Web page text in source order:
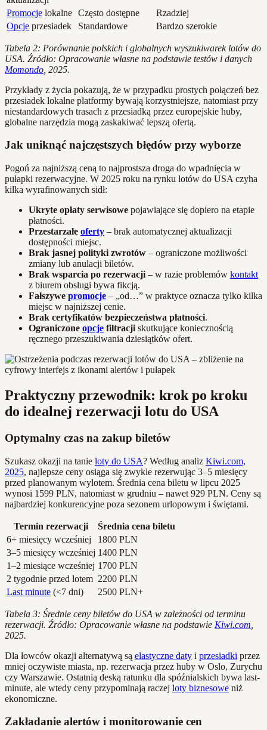
Promocje lokalne Często dostępne
Rzadziej
Opcje przesiadek Standardowe Bardzo szerokie
Tabela 2: Porównanie polskich i globalnych wyszukiwarek lotów do
USA. Źródło: Opracowanie własne na podstawie testów i danych
Momondo , 2025.
Przykłady z życia pokazują, że w przypadku prostych połączeń bez
przesiadek lokalne platformy bywają korzystniejsze, natomiast przy
niestandardowych trasach z przesiadką przez europejskie huby,
globalne narzędzia mogą zaskakiwać lepszą ofertą.
Jak uniknąć najczęstszych błędów przy wyborze
Pogoń za najniższą ceną to najprostsza droga do wpadnięcia w
pułapki rezerwacyjne. W 2025 roku na rynku lotów do USA czyha
kilka wyrafinowanych sidł:
Ukryte opłaty serwisowe pojawiające się dopiero na etapie
płatności.
Przestarzałe oferty – brak automatycznej aktualizacji
dostępności miejsc.
Brak jasnej polityki zwrotów – ograniczone możliwości
zmiany lub anulacji biletów.
Brak wsparcia po rezerwacji – w razie problemów kontakt
z biurem obsługi bywa fikcją.
Fałszywe promocje – „od…” w praktyce oznacza tylko kilka
miejsc w najniższej cenie.
Brak certyfikatów bezpieczeństwa płatności.
Ograniczone opcje filtracji skutkujące koniecznością
ręcznego przeszukiwania dziesiątków ofert.
Praktyczny przewodnik: krok po kroku
do idealnej rezerwacji lotu do USA
Optymalny czas na zakup biletów
Szukasz okazji na tanie loty do USA? Według analiz Kiwi.com,
2025, najlepsze ceny osiąga się zwykle rezerwując 3–5 miesięcy
przed planowanym wylotem. Średnia cena biletu w lipcu 2025
wynosi 1599 PLN, natomiast w grudniu – nawet 929 PLN. Ceny są
najbardziej konkurencyjne poza sezonem urlopowym i świętami.
Termin rezerwacji
Średnia cena biletu
6+ miesięcy wcześniej
1800 PLN
3–5 miesięcy wcześniej 1400 PLN
1–2 miesiące wcześniej 1700 PLN
2 tygodnie przed lotem 2200 PLN
Last minute (<7 dni) 2500 PLN+
Tabela 3: Średnie ceny biletów do USA w zależności od terminu
rezerwacji. Źródło: Opracowanie własne na podstawie Kiwi.com
2025.
Dla łowców okazji alternatywą są elastyczne daty i przesiadki przez
mniej oczywiste miasta, np. rezerwacja przez huby w Oslo, Zurychu
czy Warszawie. Ostatnią deską ratunku dla spóźnialskich bywa last-
minute, ale wtedy ceny przypominają raczej loty biznesowe niż
ekonomiczne.
Zakładanie alertów i monitorowanie cen